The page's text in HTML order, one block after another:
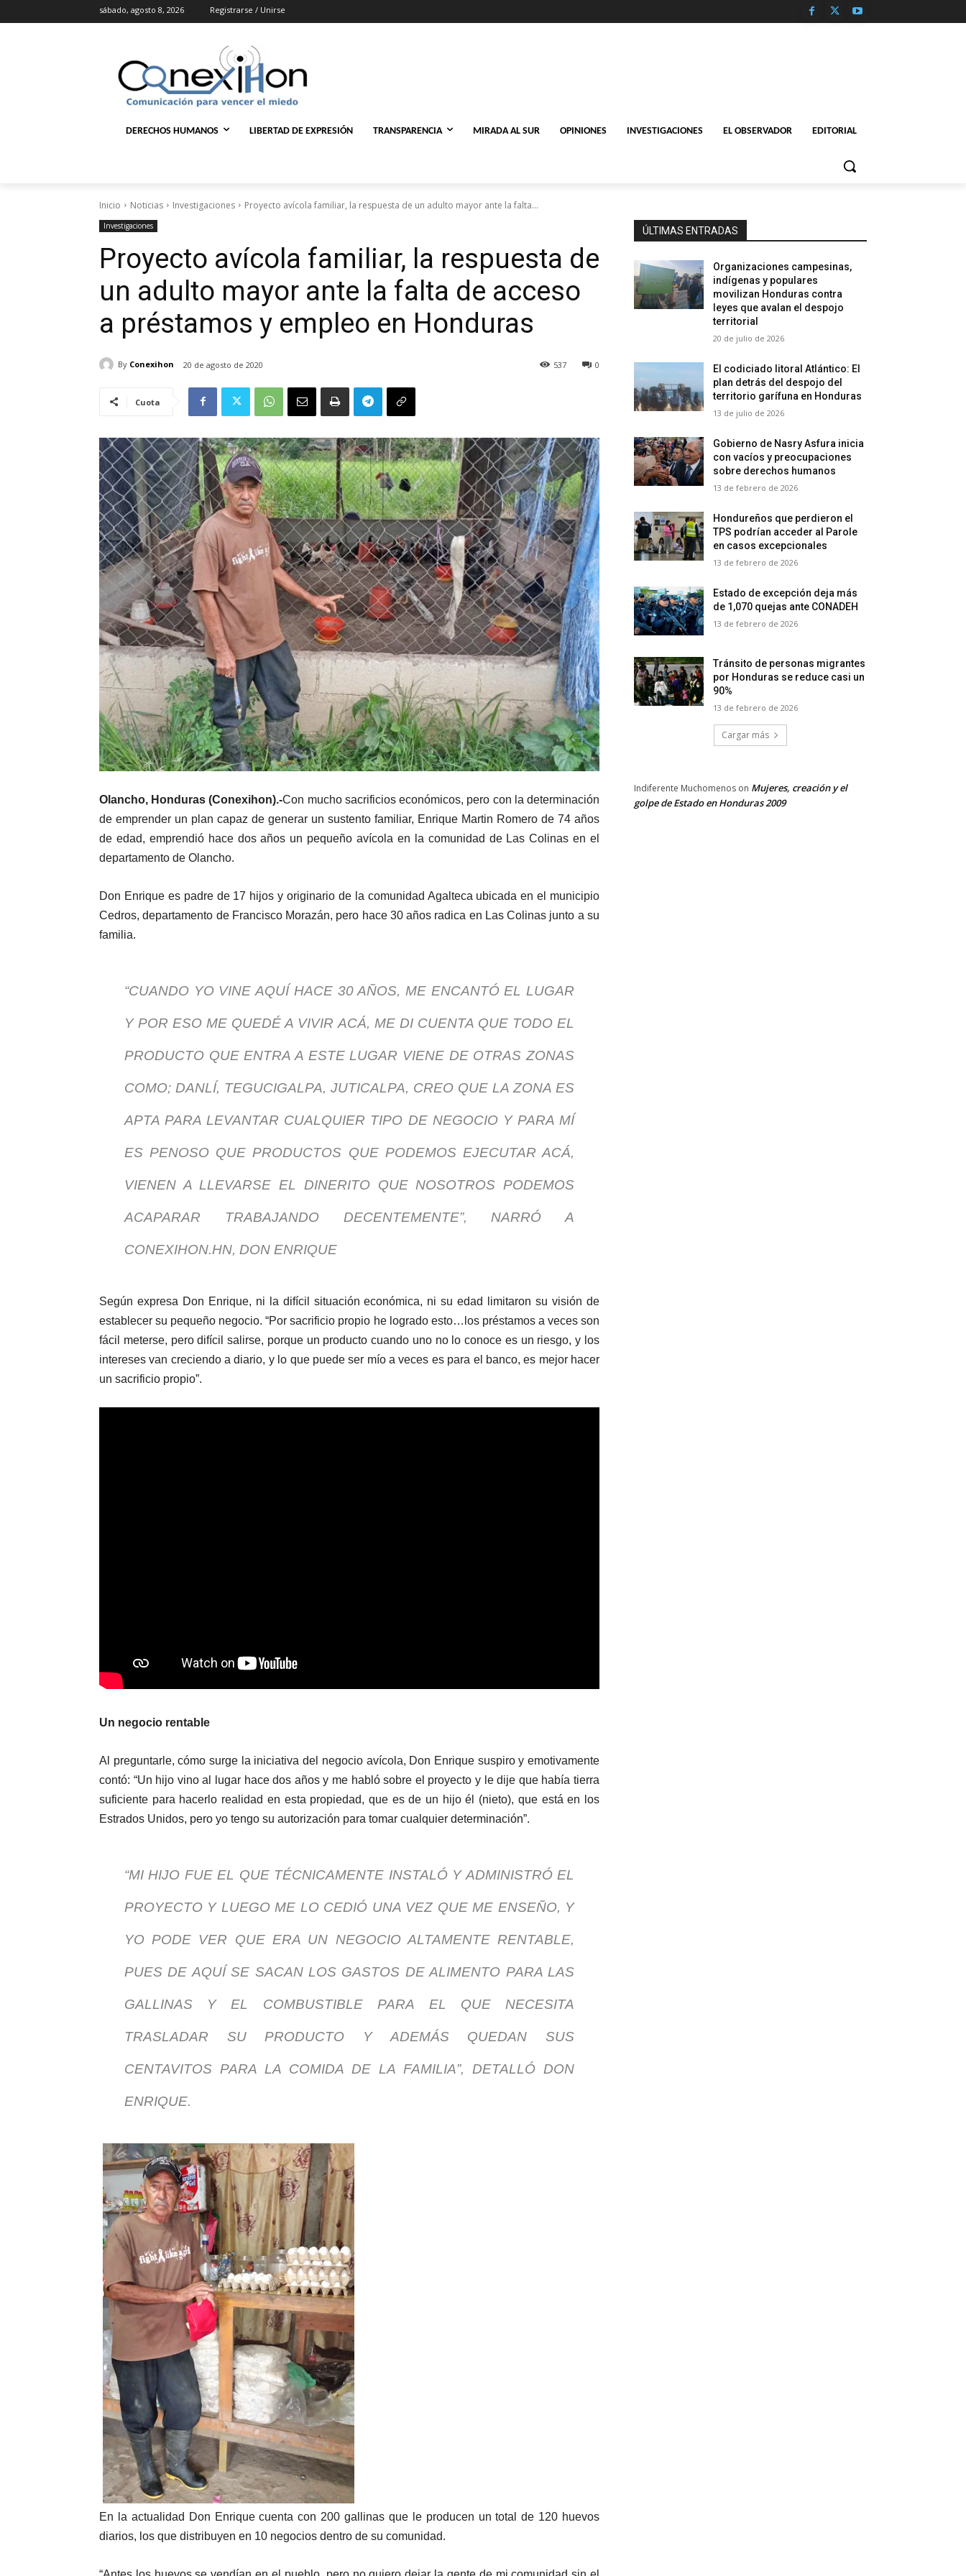
sábado, agosto 8, 2026 Registrarse / Unirse
DERECHOS HUMANOS LIBERTAD DE EXPRESIÓN TRANSPARENCIA MIRADA AL SUR OPINIONES INVESTIGACIONES EL OBSERVADOR EDITORIAL
Inicio Noticias Investigaciones Proyecto avícola familiar, la respuesta de un adulto mayor ante la falta...
Investigaciones
Proyecto avícola familiar, la respuesta de
un adulto mayor ante la falta de acceso
a préstamos y empleo en Honduras
By Conexihon 20 de agosto de 2020 0
537
Cuota
Olancho, Honduras (Conexihon).-Con mucho sacrificios económicos, pero con la determinación
de emprender un plan capaz de generar un sustento familiar, Enrique Martin Romero de 74 años
de edad, emprendió hace dos años un pequeño avícola en la comunidad de Las Colinas en el
departamento de Olancho.
Don Enrique es padre de 17 hijos y originario de la comunidad Agalteca ubicada en el municipio
Cedros, departamento de Francisco Morazán, pero hace 30 años radica en Las Colinas junto a su
familia.
“CUANDO YO VINE AQUÍ HACE 30 AÑOS, ME ENCANTÓ EL LUGAR
Y POR ESO ME QUEDÉ A VIVIR ACÁ, ME DI CUENTA QUE TODO EL
PRODUCTO QUE ENTRA A ESTE LUGAR VIENE DE OTRAS ZONAS
COMO; DANLÍ, TEGUCIGALPA, JUTICALPA, CREO QUE LA ZONA ES
APTA PARA LEVANTAR CUALQUIER TIPO DE NEGOCIO Y PARA MÍ
ES PENOSO QUE PRODUCTOS QUE PODEMOS EJECUTAR ACÁ,
VIENEN A LLEVARSE EL DINERITO QUE NOSOTROS PODEMOS
ACAPARAR TRABAJANDO DECENTEMENTE”, NARRÓ A
CONEXIHON.HN, DON ENRIQUE
Según expresa Don Enrique, ni la difícil situación económica, ni su edad limitaron su visión de
establecer su pequeño negocio. “Por sacrificio propio he logrado esto…los préstamos a veces son
fácil meterse, pero difícil salirse, porque un producto cuando uno no lo conoce es un riesgo, y los
intereses van creciendo a diario, y lo que puede ser mío a veces es para el banco, es mejor hacer
un sacrificio propio”.
Un negocio rentable
Al preguntarle, cómo surge la iniciativa del negocio avícola, Don Enrique suspiro y emotivamente
contó: “Un hijo vino al lugar hace dos años y me habló sobre el proyecto y le dije que había tierra
suficiente para hacerlo realidad en esta propiedad, que es de un hijo él (nieto), que está en los
Estrados Unidos, pero yo tengo su autorización para tomar cualquier determinación”.
“MI HIJO FUE EL QUE TÉCNICAMENTE INSTALÓ Y ADMINISTRÓ EL
PROYECTO Y LUEGO ME LO CEDIÓ UNA VEZ QUE ME ENSEÑO, Y
YO PODE VER QUE ERA UN NEGOCIO ALTAMENTE RENTABLE,
PUES DE AQUÍ SE SACAN LOS GASTOS DE ALIMENTO PARA LAS
GALLINAS Y EL COMBUSTIBLE PARA EL QUE NECESITA
TRASLADAR SU PRODUCTO Y ADEMÁS QUEDAN SUS
CENTAVITOS PARA LA COMIDA DE LA FAMILIA”, DETALLÓ DON
ENRIQUE.
En la actualidad Don Enrique cuenta con 200 gallinas que le producen un total de 120 huevos
diarios, los que distribuyen en 10 negocios dentro de su comunidad.
ÚLTIMAS ENTRADAS
Organizaciones campesinas,
indígenas y populares
movilizan Honduras contra
leyes que avalan el despojo
territorial
20 de julio de 2026
El codiciado litoral Atlántico: El
plan detrás del despojo del
territorio garífuna en Honduras
13 de julio de 2026
Gobierno de Nasry Asfura inicia
con vacíos y preocupaciones
sobre derechos humanos
13 de febrero de 2026
Hondureños que perdieron el
TPS podrían acceder al Parole
en casos excepcionales
13 de febrero de 2026
Estado de excepción deja más
de 1,070 quejas ante CONADEH
13 de febrero de 2026
Tránsito de personas migrantes
por Honduras se reduce casi un
90%
13 de febrero de 2026
Cargar más
Indiferente Muchomenos on Mujeres, creación y el
golpe de Estado en Honduras 2009